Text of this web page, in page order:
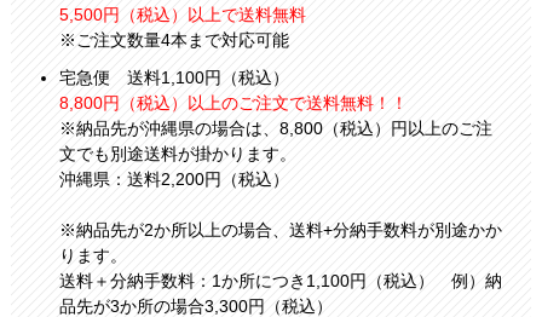
5,500円（税込）以上で送料無料
※ご注文数量4本まで対応可能
宅急便 送料1,100円（税込）
8,800円（税込）以上のご注文で送料無料！！
※納品先が沖縄県の場合は、8,800（税込）円以上のご注
文でも別途送料が掛かります。
沖縄県：送料2,200円（税込）
※納品先が2か所以上の場合、送料+分納手数料が別途かか
ります。
送料＋分納手数料：1か所につき1,100円（税込） 例）納
品先が3か所の場合3,300円（税込）